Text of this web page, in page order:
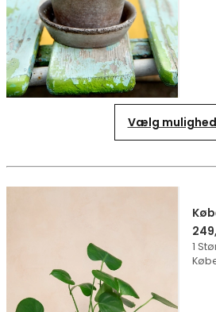
Vælg
1